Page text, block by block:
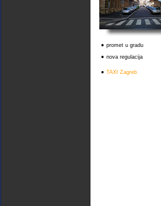
• promet u gradu
• nova regulacija
• TAXI Zagreb